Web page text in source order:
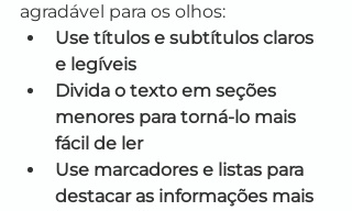
agradável para os olhos:
Use títulos e subtítulos claros
e legíveis
Divida o texto em seções
menores para torná-lo mais
fácil de ler
Use marcadores e listas para
destacar as informações mais